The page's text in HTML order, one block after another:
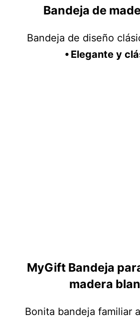
Bandeja de
Bandeja de diseño
⦁ Elegante y
MyGift Bandeja
madera
Bonita bandeja familiar